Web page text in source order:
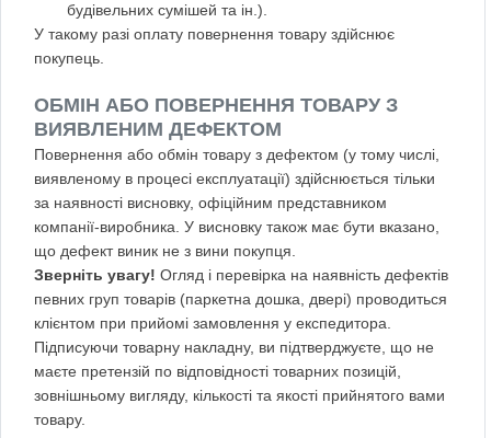
будівельних сумішей та ін.).
У такому разі оплату повернення товару здійснює
покупець.
ОБМІН АБО ПОВЕРНЕННЯ ТОВАРУ З
ВИЯВЛЕНИМ ДЕФЕКТОМ
Повернення або обмін товару з дефектом (у тому числі,
виявленому в процесі експлуатації) здійснюється тільки
за наявності висновку, офіційним представником
компанії-виробника. У висновку також має бути вказано,
що дефект виник не з вини покупця.
Зверніть увагу! Огляд і перевірка на наявність дефектів
певних груп товарів (паркетна дошка, двері) проводиться
клієнтом при прийомі замовлення у експедитора.
Підписуючи товарну накладну, ви підтверджуєте, що не
маєте претензій по відповідності товарних позицій,
зовнішньому вигляду, кількості та якості прийнятого вами
товару.